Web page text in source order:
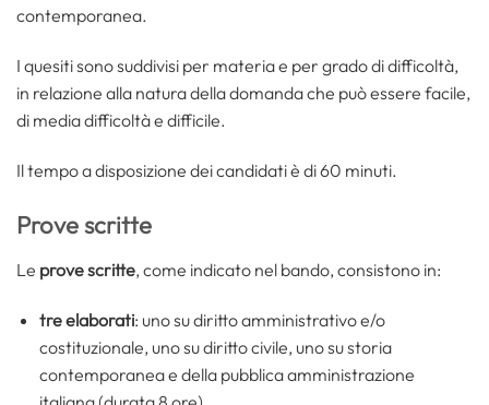
contemporanea.
I quesiti sono suddivisi per materia e per grado di difficoltà,
in relazione alla natura della domanda che può essere facile,
di media difficoltà e difficile.
Il tempo a disposizione dei candidati è di 60 minuti.
Prove scritte
Le prove scritte, come indicato nel bando, consistono in:
tre elaborati: uno su diritto amministrativo e/o
costituzionale, uno su diritto civile, uno su storia
contemporanea e della pubblica amministrazione